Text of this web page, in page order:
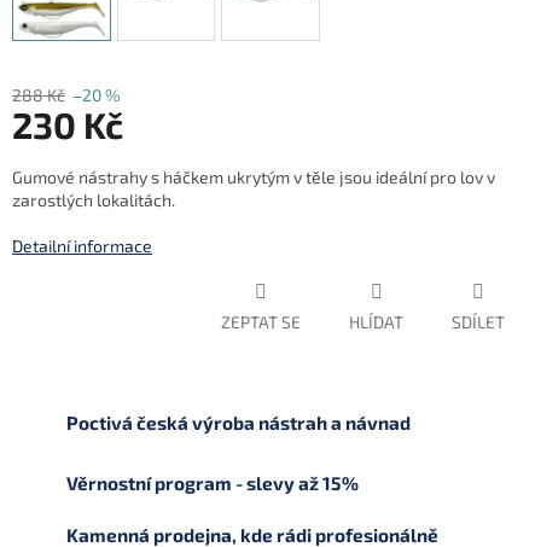
288 Kč –20 %
230 Kč
cena:
Gumové nástrahy s háčkem ukrytým v těle jsou ideální pro lov v
zarostlých lokalitách.
Detailní informace
ZEPTAT SE HLÍDAT SDÍLET
Poctivá česká výroba nástrah a návnad
Věrnostní program - slevy až 15%
Kamenná prodejna, kde rádi profesionálně